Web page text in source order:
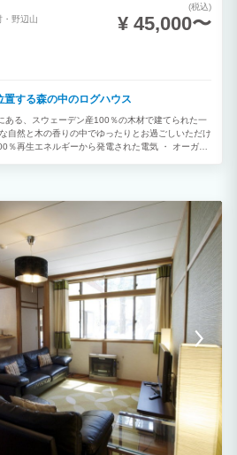
野辺山
(税込)
¥ 45,000〜
置する森の中のログハウス
ある、スウェーデン産100％の木材で建てられた一
自然と木の香りの中でゆったりとお過ごしいただけ
％再生エネルギーから発電された電気 ・ オーガニ
加工が施されたカーテンを使用 ・ 火災報知器、
報器設置 【オンラインショップ】 簡単に調理で
メン、パスタ、パスタソース、お菓子など）をゲス